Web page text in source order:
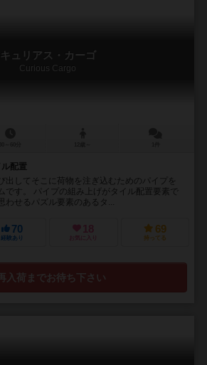
キュリアス・カーゴ
Curious Cargo
配置
出してそこに荷物を注ぎ込むためのパイプを
です。 パイプの組み上げがタイル配置要素で
せるパズル要素のあるタ...
70
経験あり
18
お気に入り
69
持ってる
入荷までお待ち下さい